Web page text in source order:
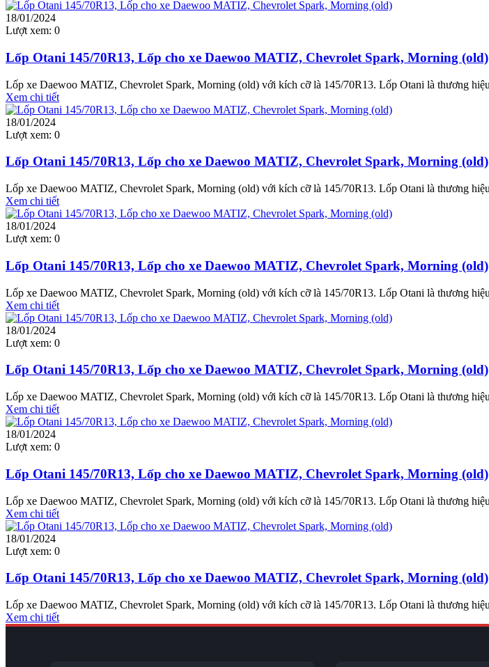
18/01/2024
Lượt xem: 0
Lốp Otani 145/70R13, Lốp cho xe Daewoo MATIZ, Chevrolet Spark, Morning (old)
Lốp xe Daewoo MATIZ, Chevrolet Spark, Morning (old) với kích cỡ là 145/70R13. Lốp Otani là thương
Xem chi tiết
18/01/2024
Lượt xem: 0
Lốp Otani 145/70R13, Lốp cho xe Daewoo MATIZ, Chevrolet Spark, Morning (old)
Lốp xe Daewoo MATIZ, Chevrolet Spark, Morning (old) với kích cỡ là 145/70R13. Lốp Otani là thương
Xem chi tiết
18/01/2024
Lượt xem: 0
Lốp Otani 145/70R13, Lốp cho xe Daewoo MATIZ, Chevrolet Spark, Morning (old)
Lốp xe Daewoo MATIZ, Chevrolet Spark, Morning (old) với kích cỡ là 145/70R13. Lốp Otani là thương
Xem chi tiết
18/01/2024
Lượt xem: 0
Lốp Otani 145/70R13, Lốp cho xe Daewoo MATIZ, Chevrolet Spark, Morning (old)
Lốp xe Daewoo MATIZ, Chevrolet Spark, Morning (old) với kích cỡ là 145/70R13. Lốp Otani là thương
Xem chi tiết
18/01/2024
Lượt xem: 0
Lốp Otani 145/70R13, Lốp cho xe Daewoo MATIZ, Chevrolet Spark, Morning (old)
Lốp xe Daewoo MATIZ, Chevrolet Spark, Morning (old) với kích cỡ là 145/70R13. Lốp Otani là thương
Xem chi tiết
18/01/2024
Lượt xem: 0
Lốp Otani 145/70R13, Lốp cho xe Daewoo MATIZ, Chevrolet Spark, Morning (old)
Lốp xe Daewoo MATIZ, Chevrolet Spark, Morning (old) với kích cỡ là 145/70R13. Lốp Otani là thương
Xem chi tiết